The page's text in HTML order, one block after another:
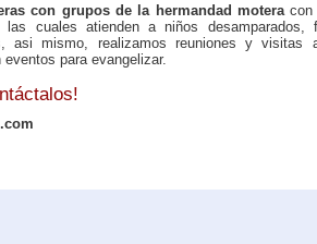
con grupos de la hermandad motera con
cuales atienden a niños desamparados,
asi mismo, realizamos reuniones y visitas
para evangelizar.